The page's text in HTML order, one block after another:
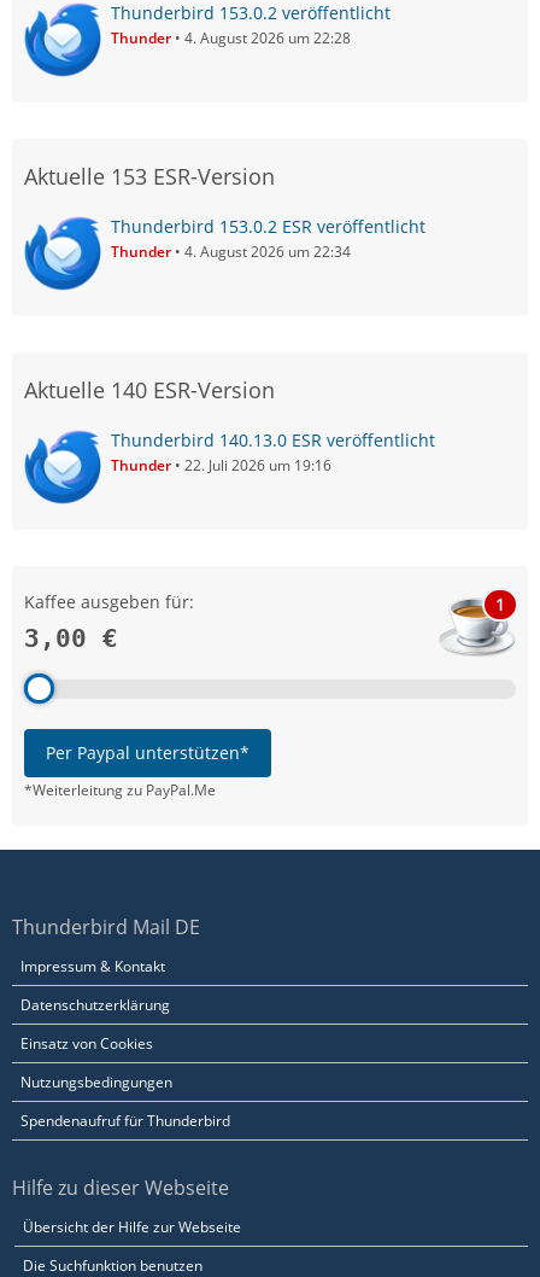
Thunderbird 153.0.2 veröffentlicht
Thunder 4. August 2026 um 22:28
Aktuelle 153 ESR-Version
Thunderbird 153.0.2 ESR veröffentlicht
Thunder 4. August 2026 um 22:34
Aktuelle 140 ESR-Version
Thunderbird 140.13.0 ESR veröffentlicht
Thunder 22. Juli 2026 um 19:16
Kaffee ausgeben für:
3,00 €
1
Per Paypal unterstützen*
*Weiterleitung zu PayPal.Me
Thunderbird Mail DE
Impressum & Kontakt
Datenschutzerklärung
Einsatz von Cookies
Nutzungsbedingungen
Spendenaufruf für Thunderbird
Hilfe zu dieser Webseite
Übersicht der Hilfe zur Webseite
Die Suchfunktion benutzen